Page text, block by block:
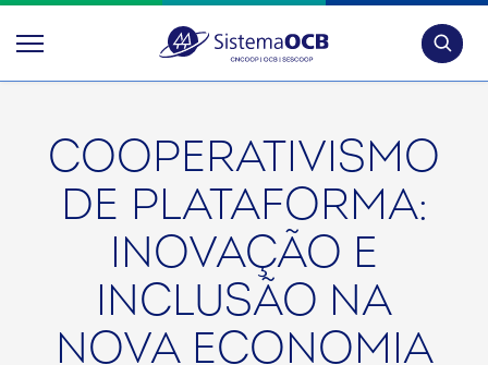
COOPERATIVISMO
DE PLATAFORMA:
INOVAÇÃO E
INCLUSÃO NA
NOVA ECONOMIA